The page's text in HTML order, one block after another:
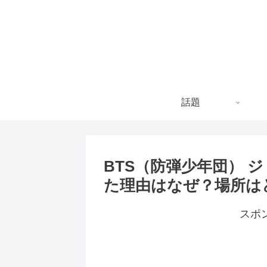
話題
BTS（防弾少年団）
た理由はなぜ？場所
スポ